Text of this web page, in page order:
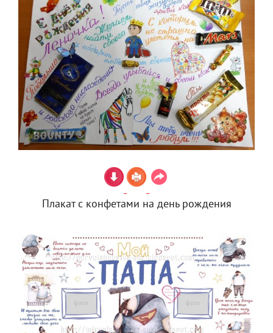
Плакат с конфетами на день рождения